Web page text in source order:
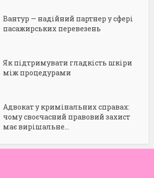
Вантур — надійний партнер у сфері
пасажирських перевезень
Як підтримувати гладкість шкіри
між процедурами
Адвокат у кримінальних справах:
чому своєчасний правовий захист
має вирішальне...